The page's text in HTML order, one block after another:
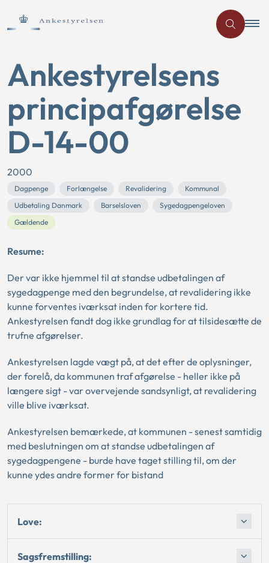
Ankestyrelsens
principafgørelse
D-14-00
2000
Dagpenge Forlængelse Revalidering
Kommunal
Udbetaling Danmark
Barselsloven
Sygedagpengeloven
Gældende
Resume:
Der var ikke hjemmel til at standse udbetalingen af
sygedagpenge med den begrundelse, at revalidering ikke
kunne forventes iværksat inden for kortere tid.
Ankestyrelsen fandt dog ikke grundlag for at tilsidesætte de
trufne afgørelser.
Ankestyrelsen lagde vægt på, at det efter de oplysninger,
der forelå, da kommunen traf afgørelse - heller ikke på
længere sigt - var overvejende sandsynligt, at revalidering
ville blive iværksat.
Ankestyrelsen bemærkede, at kommunen - senest samtidig
med beslutningen om at standse udbetalingen af
sygedagpengene - burde have taget stilling til, om der
kunne ydes andre former for bistand
Love:
Sagsfremstilling: